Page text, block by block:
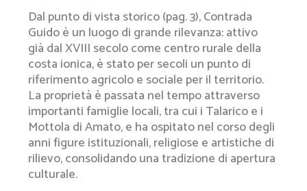
Dal punto di vista storico (pag. 3), Contrada
Guido è un luogo di grande rilevanza: attivo
già dal XVIII secolo come centro rurale della
costa ionica, è stato per secoli un punto di
riferimento agricolo e sociale per il territorio.
La proprietà è passata nel tempo attraverso
importanti famiglie locali, tra cui i Talarico e i
Mottola di Amato, e ha ospitato nel corso degli
anni figure istituzionali, religiose e artistiche di
rilievo, consolidando una tradizione di apertura
culturale.